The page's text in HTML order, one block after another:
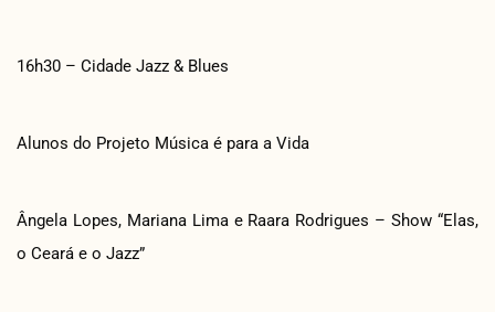
16h30 – Cidade Jazz & Blues
Alunos do Projeto Música é para a Vida
Ângela Lopes, Mariana Lima e Raara Rodrigues – Show “Elas,
o Ceará e o Jazz”